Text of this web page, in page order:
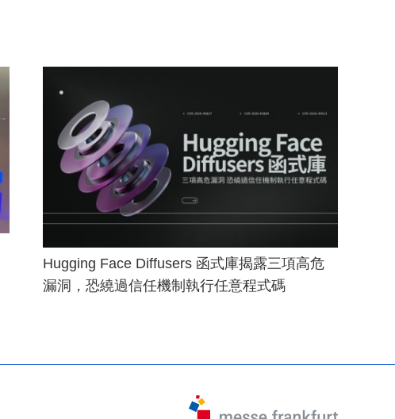
Hugging Face Diffusers 函式庫揭露三項高危
漏洞，恐繞過信任機制執行任意程式碼